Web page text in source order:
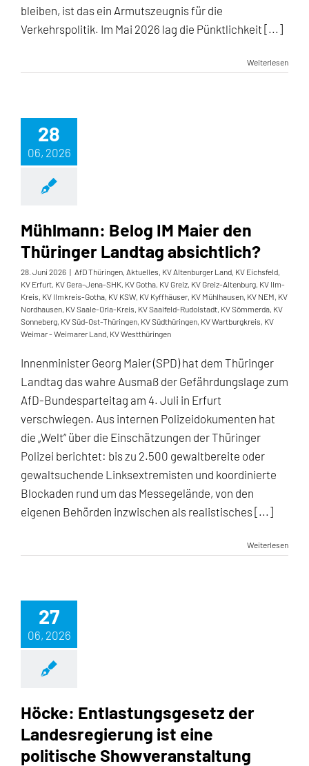
bleiben, ist das ein Armutszeugnis für die
Verkehrspolitik. Im Mai 2026 lag die Pünktlichkeit [...]
Weiterlesen
28
06, 2026
Mühlmann: Belog IM Maier den
Thüringer Landtag absichtlich?
28. Juni 2026 | AfD Thüringen, Aktuelles, KV Altenburger Land, KV Eichsfeld,
KV Erfurt, KV Gera-Jena-SHK, KV Gotha, KV Greiz, KV Greiz-Altenburg, KV Ilm-
Kreis, KV Ilmkreis-Gotha, KV KSW, KV Kyffhäuser, KV Mühlhausen, KV NEM, KV
Nordhausen, KV Saale-Orla-Kreis, KV Saalfeld-Rudolstadt, KV Sömmerda, KV
Sonneberg, KV Süd-Ost-Thüringen, KV Südthüringen, KV Wartburgkreis, KV
Weimar - Weimarer Land, KV Westthüringen
Innenminister Georg Maier (SPD) hat dem Thüringer
Landtag das wahre Ausmaß der Gefährdungslage zum
AfD-Bundesparteitag am 4. Juli in Erfurt
verschwiegen. Aus internen Polizeidokumenten hat
die „Welt“ über die Einschätzungen der Thüringer
Polizei berichtet: bis zu 2.500 gewaltbereite oder
gewaltsuchende Linksextremisten und koordinierte
Blockaden rund um das Messegelände, von den
eigenen Behörden inzwischen als realistisches [...]
Weiterlesen
27
06, 2026
Höcke: Entlastungsgesetz der
Landesregierung ist eine
politische Showveranstaltung